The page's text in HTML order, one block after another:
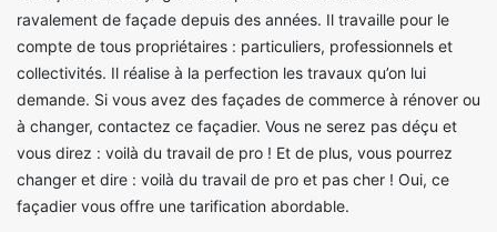
ravalement de façade depuis des années. Il travaille pour le
compte de tous propriétaires : particuliers, professionnels et
collectivités. Il réalise à la perfection les travaux qu’on lui
demande. Si vous avez des façades de commerce à rénover ou
à changer, contactez ce façadier. Vous ne serez pas déçu et
vous direz : voilà du travail de pro ! Et de plus, vous pourrez
changer et dire : voilà du travail de pro et pas cher ! Oui, ce
façadier vous offre une tarification abordable.